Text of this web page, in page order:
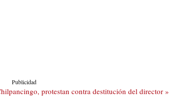
Publicidad
protestan contra destitución del director »